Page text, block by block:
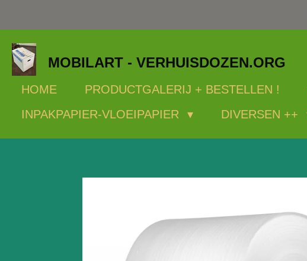
direct
naar
de
hoofdinhoud
MOBILART - VERHUISDOZEN.ORG
HOME PRODUCTGALERIJ + BESTELLEN !
INPAKPAPIER-VLOEIPAPIER
DIVERSEN ++